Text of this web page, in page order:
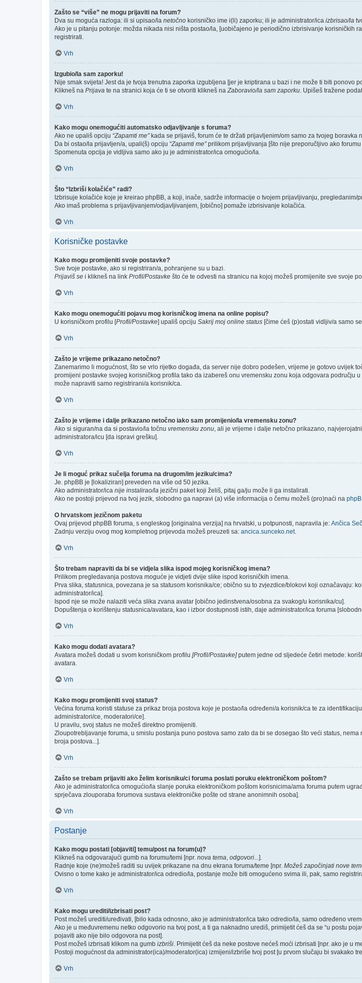
Zašto se “više” ne mogu prijaviti na forum?
Dva su moguća razloga: ili si upisao/la netočno korisničko ime i(li) zaporku; ili je administrator/ica izbrisao/la
Ako je u pitanju potonje: možda nikada nisi ništa postao/la, [uobičajeno je periodično izbrisivanje korisničkih
registrirati.
Vrh
Izgubio/la sam zaporku!
Nije smak svijeta! Jest da je tvoja trenutna zaporka izgubljena [jer je kriptirana u bazi i ne može ti biti ponovo
Klikneš na Prijava te na stranici koja će ti se otvoriti klikneš na Zaboravio/la sam zaporku . Upišeš tražene
Vrh
Kako mogu onemogućiti automatsko odjavljivanje s foruma?
Ako ne upališ opciju “Zapamti me”kada se prijaviš, forum će te držati prijavljenim/om samo za tvojeg boravka
Da bi ostao/la prijavljen/a, upali(š) opciju “Zapamti me”prilikom prijavljivanja [što nije preporučljivo ako
Spomenuta opcija je vidljiva samo ako ju je administrator/ica omogućio/la.
Vrh
Što “Izbriši kolačiće” radi?
Izbrisuje kolačiće koje je kreirao phpBB, a koji, inače, sadrže informacije o tvojem prijavljivanju, pregledanim/
Ako imaš problema s prijavljivanjem/odjavljivanjem, [obično] pomaže izbrisivanje kolačića.
Vrh
Korisničke postavke
Kako mogu promijeniti svoje postavke?
Sve tvoje postavke, ako si registriran/a, pohranjene su u bazi.
Prijaviš se i klikneš na link Profil/Postavke što će te odvesti na stranicu na kojoj možeš promijenite sve svoje
Vrh
Kako mogu onemogućiti pojavu mog korisničkog imena na online popisu?
U korisničkom profilu [Profil/Postavke] upališ opciju Sakrij moj online status [čime ćeš (p)ostati vidljiv/a samo
Vrh
Zašto je vrijeme prikazano netočno?
Zanemarimo li mogućnost, što se vrlo rijetko događa, da server nije dobro podešen, vrijeme je gotovo uvijek
promijeni postavke svojeg korisničkog profila tako da izabereš onu vremensku zonu koja odgovara području
može napraviti samo registrirani/a korisnik/ca.
Vrh
Zašto je vrijeme i dalje prikazano netočno iako sam promijenio/la vremensku zonu?
Ako si siguran/na da si postavio/la točnu vremensku zonu , ali je vrijeme i dalje netočno prikazano,
administratora/icu [da ispravi grešku].
Vrh
Je li moguć prikaz sučelja foruma na drugom/im jeziku/cima?
Je. phpBB je [lokaliziran] preveden na više od 50 jezika.
Ako administrator/ica nije instalirao/la jezični paket koji želiš, pitaj ga/ju može li ga instalirati.
Ako ne postoji prijevod na tvoj jezik, slobodno ga napravi (a) više informacija o čemu možeš (pro)naći na
O hrvatskom jezičnom paketu
Ovaj prijevod phpBB foruma, s engleskog [originalna verzija] na hrvatski, u potpunosti, napravila je: Ančica
Zadnju verziju ovog mog kompletnog prijevoda možeš preuzeti sa: ancica.sunceko.net.
Vrh
Što trebam napraviti da bi se vidjela slika ispod mojeg korisničkog imena?
Prilikom pregledavanja postova moguće je vidjeti dvije slike ispod korisničkih imena.
Prva slika, statusnica, povezana je sa statusom korisnika/ce; obično su to zvjezdice/blokovi koji označavaju:
administrator/ica].
Ispod nje se može nalaziti veća slika zvana avatar [obično jedinstvena/osobna za svakog/u korisnika/cu].
Dopuštenja o korištenju statusnica/avatara, kao i izbor dostupnosti istih, daje administrator/ica foruma
Vrh
Kako mogu dodati avatara?
Avatara možeš dodati u svom korisničkom profilu [Profil/Postavke]putem jedne od sljedeće četiri metode:
avatara.
Vrh
Kako mogu promijeniti svoj status?
Većina foruma koristi statuse za prikaz broja postova koje je postao/la određeni/a korisnik/ca te za
administratori/ce, moderatori/ce].
U pravilu, svoj status ne možeš direktno promijeniti.
Zloupotrebljavanje foruma, u smislu postanja puno postova samo zato da bi se dosegao što veći status,
broja postova...].
Vrh
Zašto se trebam prijaviti ako želim korisniku/ci foruma poslati poruku elektroničkom poštom?
Ako je administrator/ica omogućio/la slanje poruka elektroničkom poštom korisnicima/ama foruma putem
sprječava zlouporaba forumova sustava elektroničke pošte od strane anonimnih osoba].
Vrh
Postanje
Kako mogu postati [objaviti] temu/post na forum(u)?
Klikneš na odgovarajući gumb na forumu/temi [npr. nova tema odgovori ...].
Radnje koje (ne)možeš raditi su uvijek prikazane na dnu ekrana foruma/teme [npr. Možeš započinjati nove
Ovisno o tome kako je administrator/ica odredio/la, postanje može biti omogućeno svima ili, pak, samo
Vrh
Kako mogu urediti/izbrisati post?
Post možeš urediti/uređivati, [bilo kada odnosno, ako je administrator/ica tako odredio/la, samo određeno
Ako je u međuvremenu netko odgovorio na tvoj post, a ti ga naknadno urediš, primijetit ćeš da se “u postu
pojaviti ako nije bilo odgovora na post].
Post možeš izbrisati klikom na gumb izbriši . Primijetit ćeš da neke postove nećeš moći izbrisati [npr. ako je u
Postoji mogućnost da administrator(ica)/moderator(ica) izmijeni/izbriše tvoj post [u prvom slučaju bi svakako
Vrh